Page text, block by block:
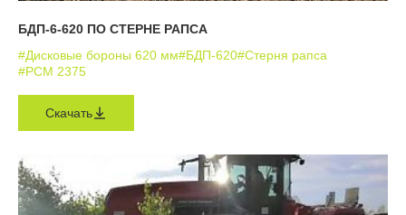
БДП-6-620 ПО СТЕРНЕ РАПСА
#Дисковые бороны 620 мм#БДП-620#Стерня рапса
#РСМ 2375
Скачать